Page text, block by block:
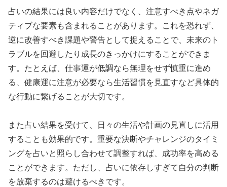
占いの結果には良い内容だけでなく、注意すべき点やネガ
ティブな要素も含まれることがあります。これを恐れず、
逆に改善すべき課題や警告として捉えることで、未来のト
ラブルを回避したり成長のきっかけにすることができま
す。たとえば、仕事運が低調なら無理をせず慎重に進め
る、健康運に注意が必要なら生活習慣を見直すなど具体的
な行動に繋げることが大切です。
また占い結果を受けて、日々の生活や計画の見直しに活用
することも効果的です。重要な決断やチャレンジのタイミ
ングを占いと照らし合わせて調整すれば、成功率を高める
ことができます。ただし、占いに依存しすぎて自分の判断
を放棄するのは避けるべきです。